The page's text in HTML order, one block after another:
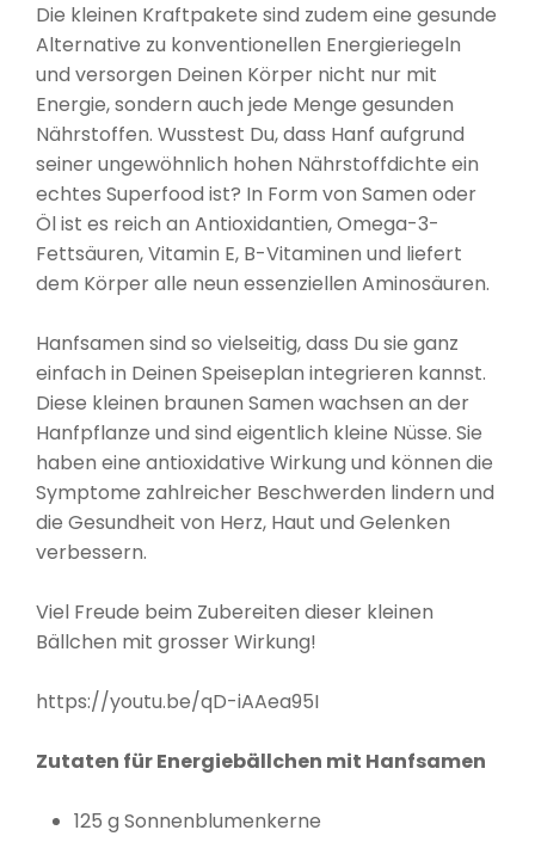
Die kleinen Kraftpakete sind zudem eine gesunde
Alternative zu konventionellen Energieriegeln
und versorgen Deinen Körper nicht nur mit
Energie, sondern auch jede Menge gesunden
Nährstoffen. Wusstest Du, dass Hanf aufgrund
seiner ungewöhnlich hohen Nährstoffdichte ein
echtes Superfood ist? In Form von Samen oder
Öl ist es reich an Antioxidantien, Omega-3-
Fettsäuren, Vitamin E, B-Vitaminen und liefert
dem Körper alle neun essenziellen Aminosäuren.
Hanfsamen sind so vielseitig, dass Du sie ganz
einfach in Deinen Speiseplan integrieren kannst.
Diese kleinen braunen Samen wachsen an der
Hanfpflanze und sind eigentlich kleine Nüsse. Sie
haben eine antioxidative Wirkung und können die
Symptome zahlreicher Beschwerden lindern und
die Gesundheit von Herz, Haut und Gelenken
verbessern.
Viel Freude beim Zubereiten dieser kleinen
Bällchen mit grosser Wirkung!
https://youtu.be/qD-iAAea95I
Zutaten für Energiebällchen mit Hanfsamen
125 g Sonnenblumenkerne